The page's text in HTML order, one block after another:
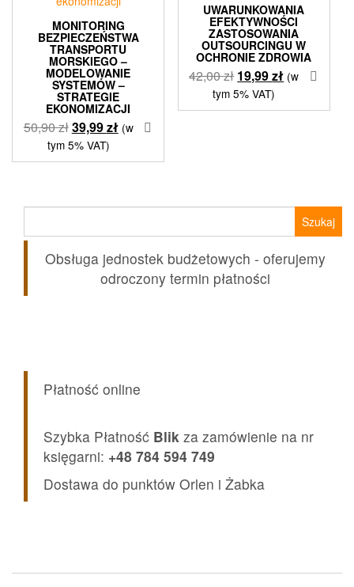
MONITORING
BEZPIECZEŃSTWA
TRANSPORTU
MORSKIEGO –
MODELOWANIE
SYSTEMÓW –
STRATEGIE
EKONOMIZACJI
50,90złPierwotna
cena
wynosiła:
39,99złAktualna
wynosi:
(w
tym 5% VAT)
UWARUNKOWANIA
EFEKTYWNOŚCI
ZASTOSOWANIA
OUTSOURCINGU W
OCHRONIE ZDROWIA
42,00zł Pierwotna
cena
wynosiła:
19,99złAktualna
wynosi:
(w
tym 5% VAT)
Obsługa jednostek budżetowych - oferujemy
odroczony termin płatności
Płatność online
Szybka Płatność Blik za zamówienie na nr
księgarni: +48 784 594 749
Dostawa do punktów Orlen i Żabka